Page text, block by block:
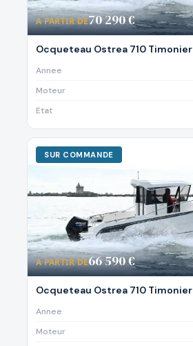
A PARTIR DE70 290 €
Ocqueteau Ostrea 710 Timonier
Annee
Moteur
Etat
SUR COMMANDE
A PARTIR DE66 590 €
Ocqueteau Ostrea 710 Timonier
Annee
Moteur